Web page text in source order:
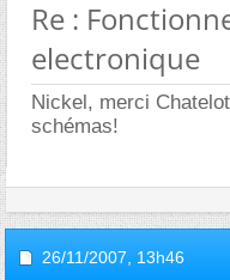
Re :
electronique
Nickel, merci
schémas!
26/11/2007, 13h46